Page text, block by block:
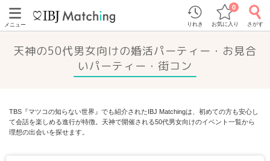
メニュー りれき お気に入り
0
さがす
天神の50代男女向けの婚活パーティー・お見合
いパーティー・街コン
TBS『マツコの知らない世界』でも紹介されたIBJ Matchingは、初めての方も安心し
て会話を楽しめる進行が特徴。天神で開催される50代男女向けのイベント一覧から
理想の出会いを探せます。